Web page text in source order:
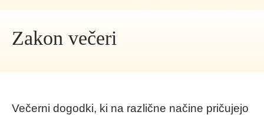
Zakon večeri
Večerni dogodki, ki na različne načine pričujejo